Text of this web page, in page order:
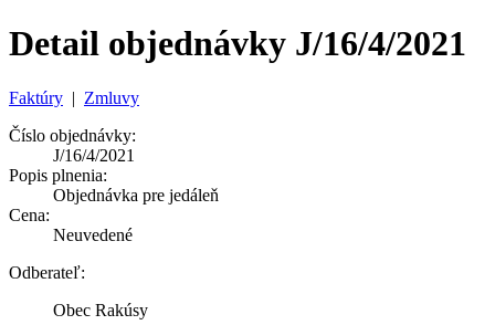
Detail objednávky J/16/4/2021
Faktúry | Zmluvy
Číslo objednávky:
J/16/4/2021
Popis plnenia:
Objednávka pre jedáleň
Cena:
Neuvedené
Odberateľ:
Obec Rakúsy